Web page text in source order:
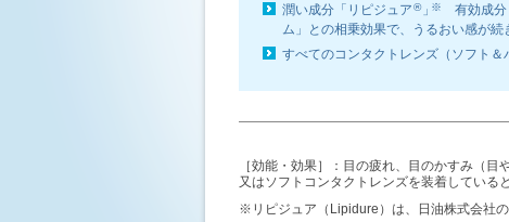
潤い成分「リピジュア®」※
有効成分
ム」との相乗効果で、うるおい感が続
すべてのコンタクトレンズ（ソフト＆
［効能・効果］：目の疲れ、目のかすみ（
又はソフトコンタクトレンズを装着している
※リピジュア（Lipidure）は、日油株式会社の